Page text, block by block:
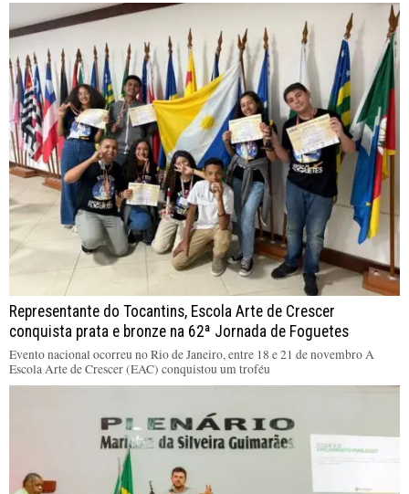
Representante do Tocantins, Escola Arte de Crescer
conquista prata e bronze na 62ª Jornada de Foguetes
Evento nacional ocorreu no Rio de Janeiro, entre 18 e 21 de novembro A
Escola Arte de Crescer (EAC) conquistou um troféu